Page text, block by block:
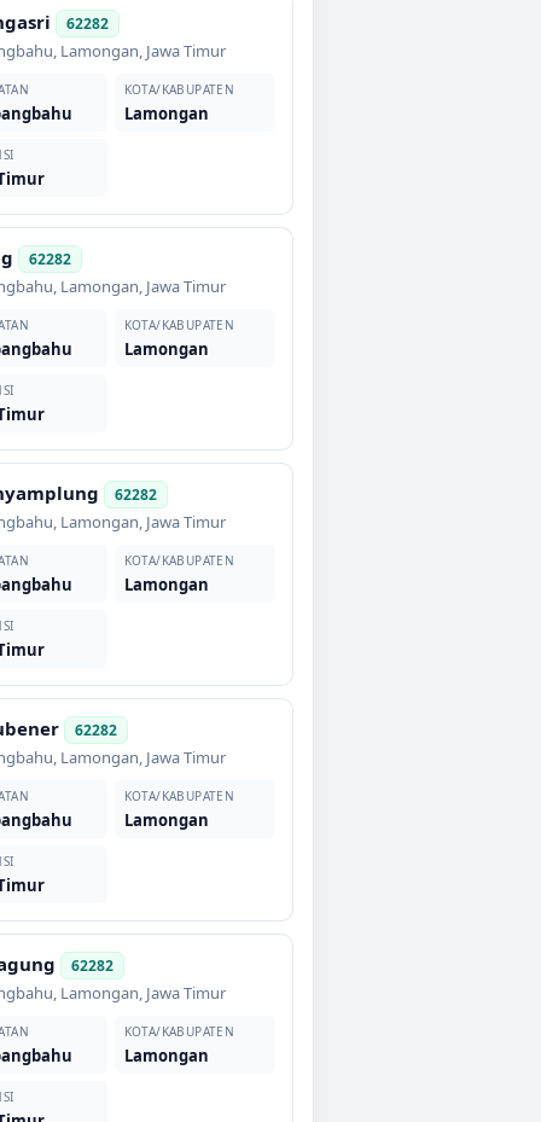
62282
, Lamongan, Jawa Timur
KOTA/KABUPATEN
Lamongan
62282
, Lamongan, Jawa Timur
KOTA/KABUPATEN
Lamongan
62282
, Lamongan, Jawa Timur
KOTA/KABUPATEN
Lamongan
62282
, Lamongan, Jawa Timur
KOTA/KABUPATEN
Lamongan
62282
, Lamongan, Jawa Timur
KOTA/KABUPATEN
Lamongan